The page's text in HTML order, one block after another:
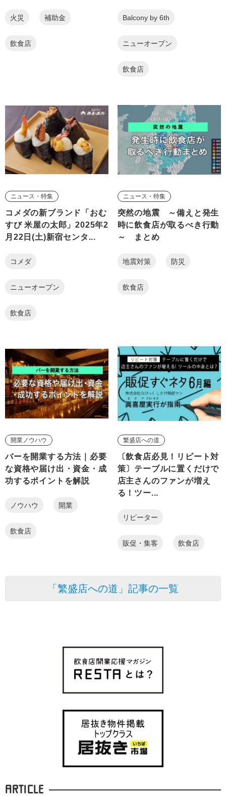
火災 補助金
飲食店
Balcony by 6th
ニューオープン
飲食店
ニュース・特集
コメダの新ブランド「おむ
すび 米屋の太郎」2025年2
月22日(土)新宿センタ...
コメダ
ニューオープン
飲食店
ニュース・特集
突然の地震 ～備えと発生
時に飲食店が取るべき行動
～ まとめ
地震対策 防災
飲食店
開業ノウハウ
バーを開業する方法｜必要
な資格や届け出・資金・成
功するポイントを解説
ノウハウ 開業
飲食店
繁盛店への道
〔飲食店必見！リピート対
策〕テーブルに置くだけで
店主さんのファンが増え
る！ツー...
リピーター
販促・集客 飲食店
「繁盛店への道」記事の一覧
ARTICLE